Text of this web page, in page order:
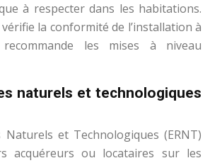
à respecter dans les habitations.
la conformité de l’installation à
les mises à niveau
naturels et technologiques
Naturels et Technologiques (ERNT)
acquéreurs ou locataires sur les